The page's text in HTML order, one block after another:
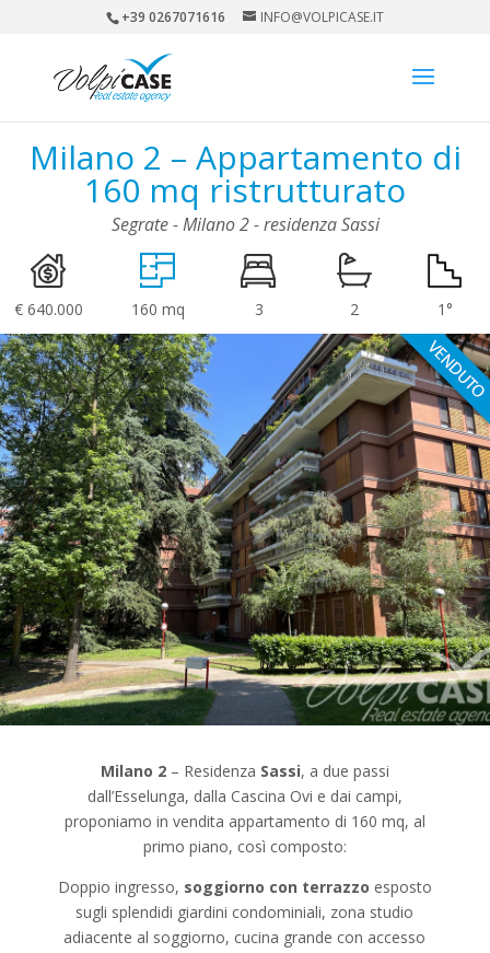
+39 0267071616 INFO@VOLPICASE.IT
Milano 2 – Appartamento di
160 mq ristrutturato
Segrate - Milano 2 - residenza Sassi
€ 640.000 160 mq 3 2 1°
Milano 2– Residenza Sassi, a due passi
dall’Esselunga, dalla Cascina Ovi e dai campi,
proponiamo in vendita appartamento di 160 mq, al
primo piano, così composto:
Doppio ingresso, soggiorno con terrazzo esposto
sugli splendidi giardini condominiali, zona studio
adiacente al soggiorno, cucina grande con accesso